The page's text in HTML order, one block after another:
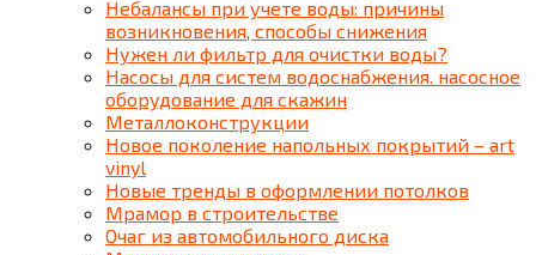
Небалансы при учете воды: причины
возникновения, способы снижения
Нужен ли фильтр для очистки воды?
Насосы для систем водоснабжения. насосное
оборудование для скажин
Металлоконструкции
Новое поколение напольных покрытий – art
vinyl
Новые тренды в оформлении потолков
Мрамор в строительстве
Очаг из автомобильного диска